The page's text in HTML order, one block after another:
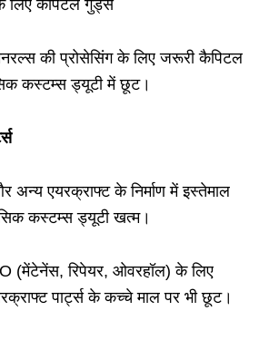
लिए कैपिटल गुड्स
की प्रोसेसिंग के लिए जरूरी कैपिटल
कस्टम्स ड्यूटी में छूट।
अन्य एयरक्राफ्ट के निर्माण में इस्तेमाल
कस्टम्स ड्यूटी खत्म।
(मेंटेनेंस, रिपेयर, ओवरहॉल) के लिए
पार्ट्स के कच्चे माल पर भी छूट।